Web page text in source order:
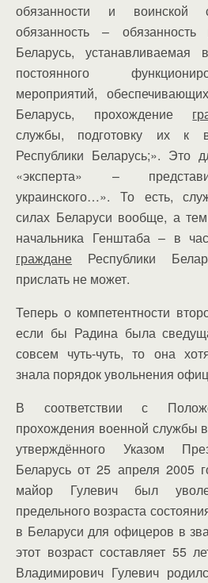
обязанности и воинской
обязанность – обязанность
Беларусь,
постоянного
мероприятий,
Беларусь, прохождение
службы, подготовку их к
Республики Беларусь;». Это
«эксперта» –
украинского…». То есть,
силах Беларуси вообще, а
начальника Генштаба – в
граждане Республики
прислать не может.
Теперь о компетентности
если бы Радина была
совсем чуть-чуть, то она
знала порядок увольнения
В соответствии с
прохождения военной службы
утверждённого Указом
Беларусь от 25 апреля 2005
майор Гулевич был
предельного возраста
в Беларуси для офицеров в
этот возраст составляет 55
Владимирович Гулевич